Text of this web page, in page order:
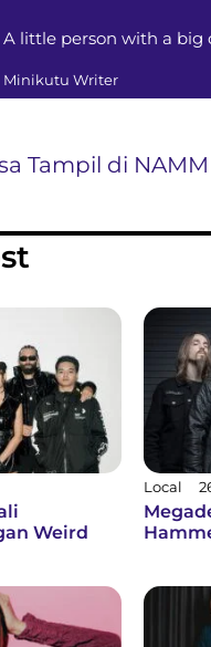
A little person with a big
Minikutu Writer
Weird
Local